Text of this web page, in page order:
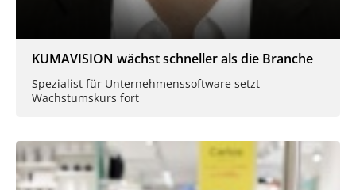
KUMAVISION wächst schneller als die Branche
Spezialist für Unternehmenssoftware setzt
Wachstumskurs fort